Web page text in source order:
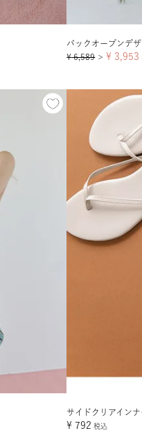
バックオープンデ
¥ 6,589 ＞ ¥ 3,953
サイドクリアイン
¥ 792 税込